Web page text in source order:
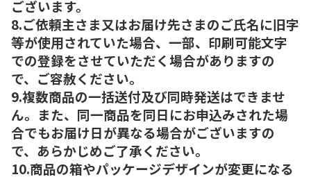
ございます。
8.ご依頼主さま又はお届け先さまのご氏名に旧字
等が使用されていた場合、一部、印刷可能文字
での登録をさせていただく場合がありますの
で、ご容赦ください。
9.複数商品の一括送付及び同時発送はできませ
ん。また、同一商品を同日にお申込みされた場
合でもお届け日が異なる場合がございますの
で、あらかじめご了承ください。
10.商品の箱やパッケージデザインが変更になる